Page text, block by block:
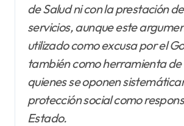
de Salud ni con la prestación
servicios, aunque este
utilizado como excusa por el
también como herramienta
quienes se oponen
protección social como
Estado.